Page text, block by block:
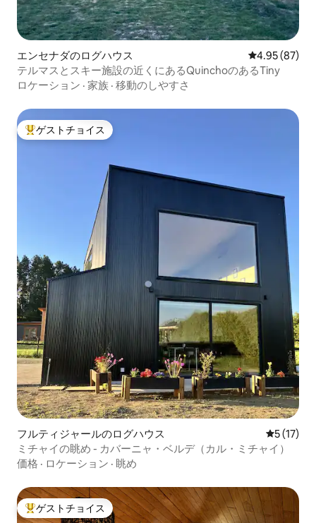
エンセナダのログハウス レビュー87
4.95 (87)
テルマスとスキー施設の近くにあるQuinchoのあるTiny
ロケーション · 家族 · 移動のしやすさ
大好評のゲストチョイスです。
ゲストチョイス
フルティジャールのログハウス レビュー
5 (17)
ミチャイの眺め - カバーニャ・ベルデ（カル・ミチャイ）
価格 · ロケーション · 眺め
大好評のゲストチョイスです。
ゲストチョイス